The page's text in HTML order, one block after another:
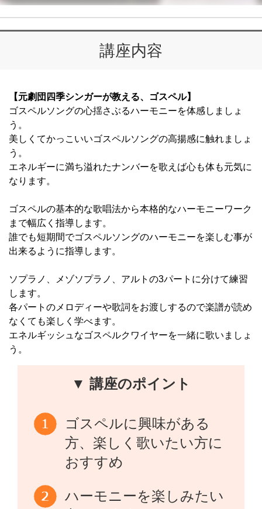
講座内容
【元劇団四季シンガーが教える、ゴスペル】
ゴスペルソングの心揺さぶるハーモニーを体感しましょ
う。
美しくてかっこいいゴスペルソングの高揚感に触れましょ
う。
エネルギーに満ち溢れたナンバーを歌えば心も体も元気に
なります。
ゴスペルの基本的な歌唱法から本格的なハーモニーワーク
まで幅広く指導します。
誰でも短期間でゴスペルソングのハーモニーを楽しむ事が
出来るように指導します。
ソプラノ、メゾソプラノ、アルトの3パートに分けて練習
します。
各パートのメロディーや歌詞をお渡しするので楽譜が読め
なくても楽しく学べます。
エネルギッシュなゴスペルクワイヤーを一緒に歌いましょ
う。
▼ 講座のポイント
ゴスペルに興味がある
方、楽しく歌いたい方に
おすすめ
ハーモニーを楽しみたい